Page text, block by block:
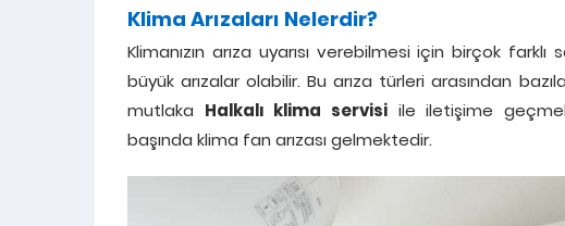
Klima Arızaları Nelerdir?
Klimanızın arıza uyarısı verebilmesi için birçok
büyük arızalar olabilir. Bu arıza türleri arasından
mutlaka Halkalı klima servisiile iletişime
başında klima fan arızası gelmektedir.